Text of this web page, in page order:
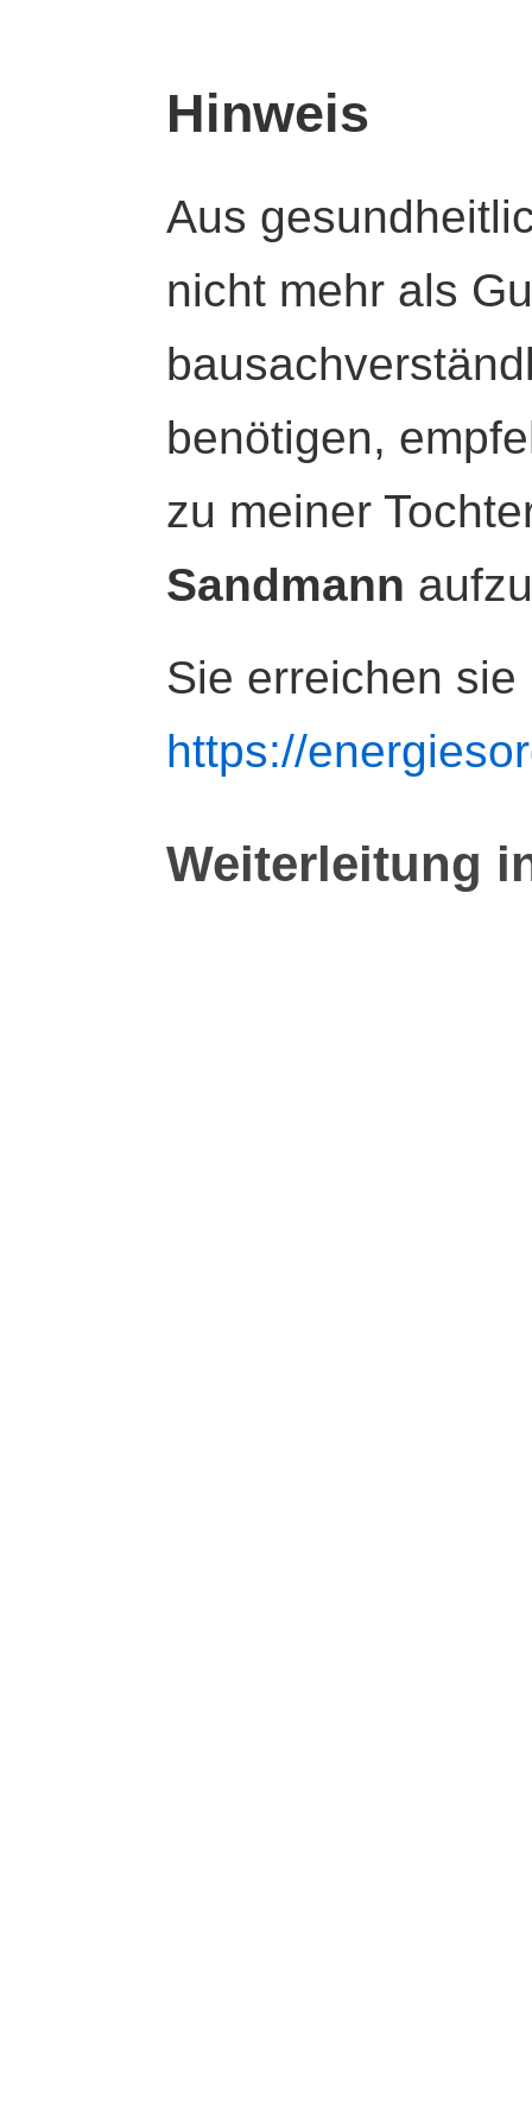
Hinweis
Aus
nicht mehr als
benötigen,
zu meiner
Sandmann
Sie erreichen sie
https://
Weiterleitung